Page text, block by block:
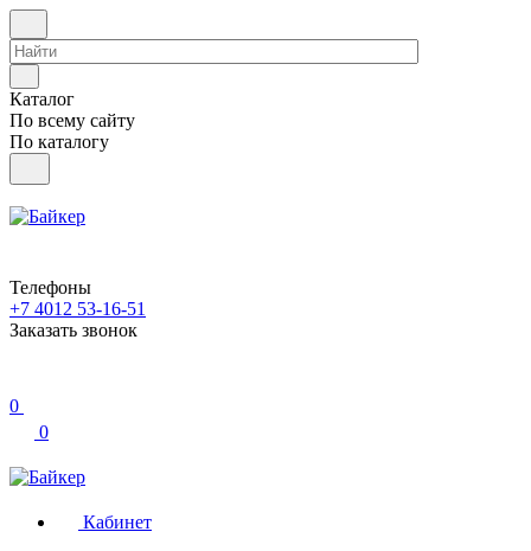
Каталог
По всему сайту
По каталогу
Телефоны
+7 4012 53-16-51
Заказать звонок
0
0
Кабинет